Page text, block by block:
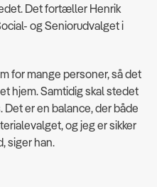
Det fortæller Henrik
og Seniorudvalget i
for mange personer, så det
hjem. Samtidig skal stedet
er en balance, der både
og jeg er sikker
siger han.